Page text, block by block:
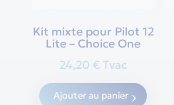
Kit mixte pour Pilot 12
Lite – Choice One
24,20€ Tvac
Ajouter au panier